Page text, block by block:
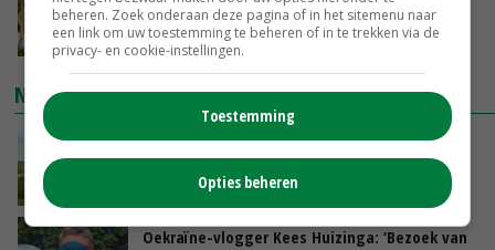
door aanhoudende droogte
VANDAAG, 09:48
NIEUWSTE VIDEO'S
POAH!: John Deere 7730
VANDAAG, 10:00
Oekraïne-vlogger Kees Huizinga: ‘Bezoek van
beheren. Zoek onderaan deze pagina of in het sitemenu naar
een link om uw toestemming te beheren of in te trekken via de
privacy- en cookie-instellingen.
Toestemming
Opties beheren